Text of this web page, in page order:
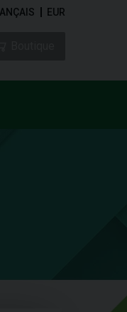
EUR